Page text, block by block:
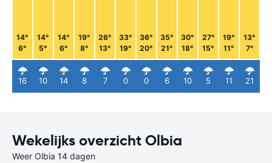
14°
6°
16
14°
5°
10
14°
6°
14
19°
8°
8
26°
13°
7
33°
19°
0
36°
20°
0
35°
21°
6
30°
18°
10
27°
15°
5
19°
11°
11
13°
7°
21
Wekelijks overzicht Olbia
Weer Olbia 14 dagen